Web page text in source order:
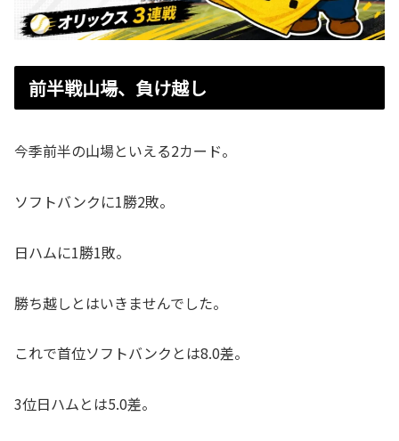
前半戦山場、負け越し
今季前半の山場といえる2カード。
ソフトバンクに1勝2敗。
日ハムに1勝1敗。
勝ち越しとはいきませんでした。
これで首位ソフトバンクとは8.0差。
3位日ハムとは5.0差。